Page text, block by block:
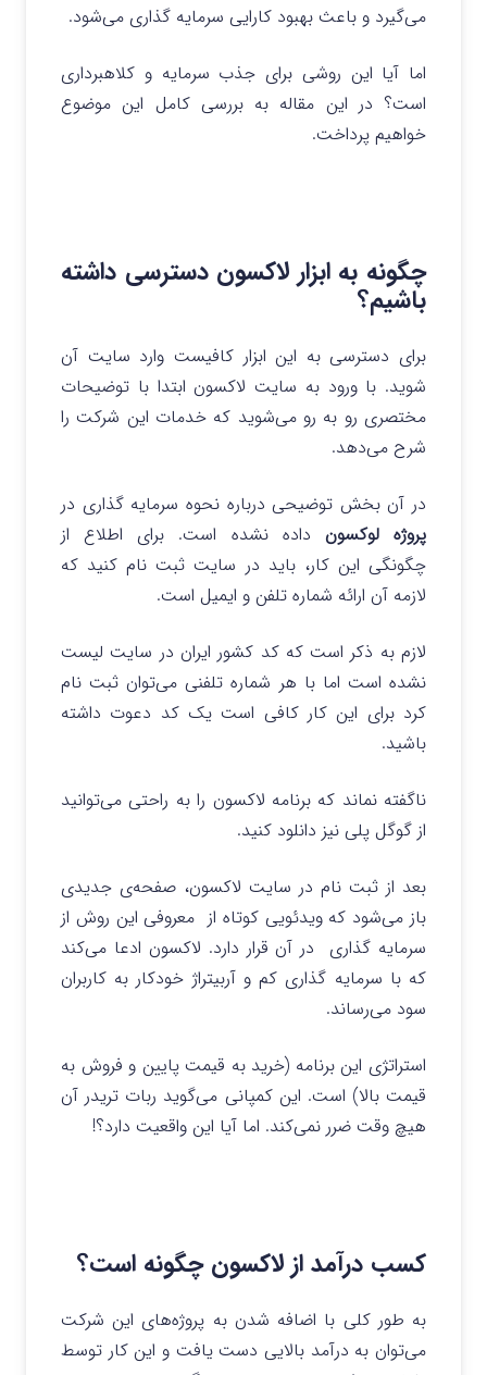
می‌گیرد و باعث بهبود کارایی سرمایه گذاری می‌شود.
اما آیا این روشی برای جذب سرمایه و کلاهبرداری
است؟ در این مقاله به بررسی کامل این موضوع
خواهیم پرداخت.
چگونه به ابزار لاکسون دسترسی داشته
باشیم؟
برای دسترسی به این ابزار کافیست وارد سایت آن
شوید. با ورود به سایت لاکسون ابتدا با توضیحات
مختصری رو به رو می‌شوید که خدمات این شرکت را
شرح می‌دهد.
در آن بخش توضیحی درباره نحوه سرمایه گذاری در
پروژه لوکسون داده نشده است. برای اطلاع از
چگونگی این کار، باید در سایت ثبت نام کنید که
لازمه آن ارائه شماره تلفن و ایمیل است.
لازم به ذکر است که کد کشور ایران در سایت لیست
نشده است اما با هر شماره تلفنی می‌توان ثبت نام
کرد برای این کار کافی است یک کد دعوت داشته
باشید.
ناگفته نماند که برنامه لاکسون را به راحتی می‌توانید
از گوگل پلی نیز دانلود کنید.
بعد از ثبت نام در سایت لاکسون، صفحه‌‌ی جدیدی
باز می‌شود که ویدئویی کوتاه از معروفی این روش از
سرمایه گذاری در آن قرار دارد. لاکسون ادعا می‌کند
که با سرمایه گذاری کم و آربیتراژ خودکار به کاربران
سود می‌رساند.
استراتژی این برنامه (خرید به قیمت پایین و فروش به
قیمت بالا) است. این کمپانی می‌گوید ربات تریدر آن
هیچ وقت ضرر نمی‌کند. اما آیا این واقعیت دارد؟!
کسب درآمد از لاکسون چگونه است؟
به طور کلی با اضافه شدن به پروژه‌های این شرکت
می‌توان به درآمد بالایی دست یافت و این کار توسط